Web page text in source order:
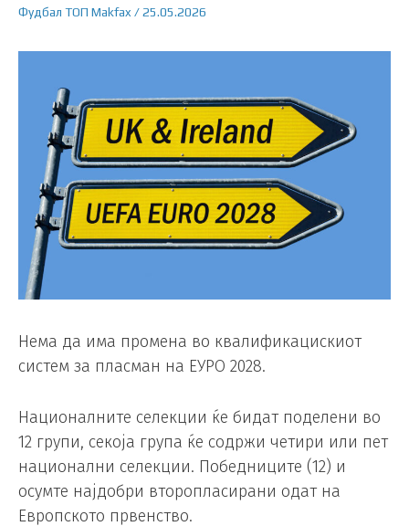
Фудбал ТОП Makfax/25.05.2026
Нема да има промена во квалификацискиот
систем за пласман на ЕУРО 2028.
Националните селекции ќе бидат поделени во
12 групи, секоја група ќе содржи четири или пет
национални селекции. Победниците (12) и
осумте најдобри второпласирани одат на
Европското првенство.